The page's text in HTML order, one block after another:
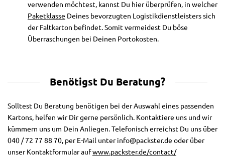
verwenden möchtest, kannst Du hier überprüfen, in welcher
Paketklasse Deines bevorzugten Logistikdienstleisters sich
der Faltkarton befindet. Somit vermeidest Du böse
Überraschungen bei Deinen Portokosten.
Benötigst Du Beratung?
Solltest Du Beratung benötigen bei der Auswahl eines passenden
Kartons, helfen wir Dir gerne persönlich. Kontaktiere uns und wir
kümmern uns um Dein Anliegen. Telefonisch erreichst Du uns über
040 / 72 77 88 70, per E-Mail unter info@packster.de oder über
unser Kontaktformular aufwww.packster.de/contact/